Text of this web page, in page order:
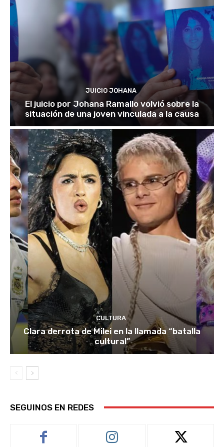
JUICIO JOHANA
El juicio por Johana Ramallo volvió sobre la
situación de una joven vinculada a la causa
CULTURA
Clara derrota de Milei en la llamada “batalla
cultural”
SEGUINOS EN REDES